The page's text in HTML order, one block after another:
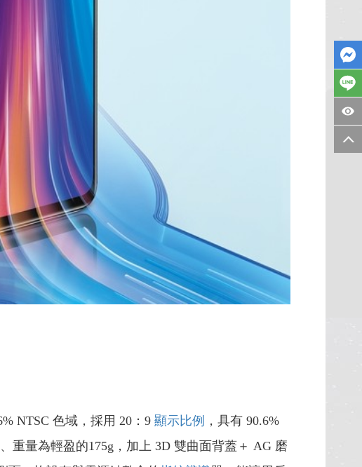
NTSC 色域，採用 20：9 顯示比例 ，具有 90.6%
重量為輕盈的175g，加上 3D 雙曲面背蓋＋ AG 磨